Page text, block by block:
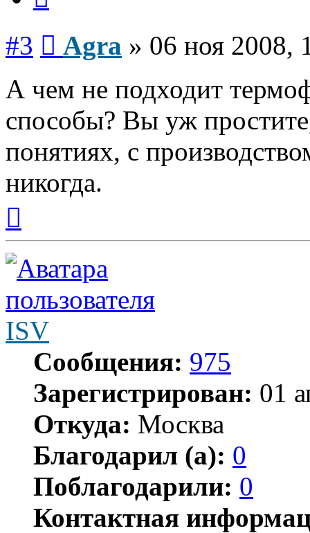
#3 Agra » 06 ноя 2008,
А чем не подходит
способы? Вы уж
понятиях, с
никогда.
началу
ISV
Сообщения: 975
Зарегистрирован: 01
Откуда: Москва
Благодарил (а): 0
Поблагодарили: 0
Контактная